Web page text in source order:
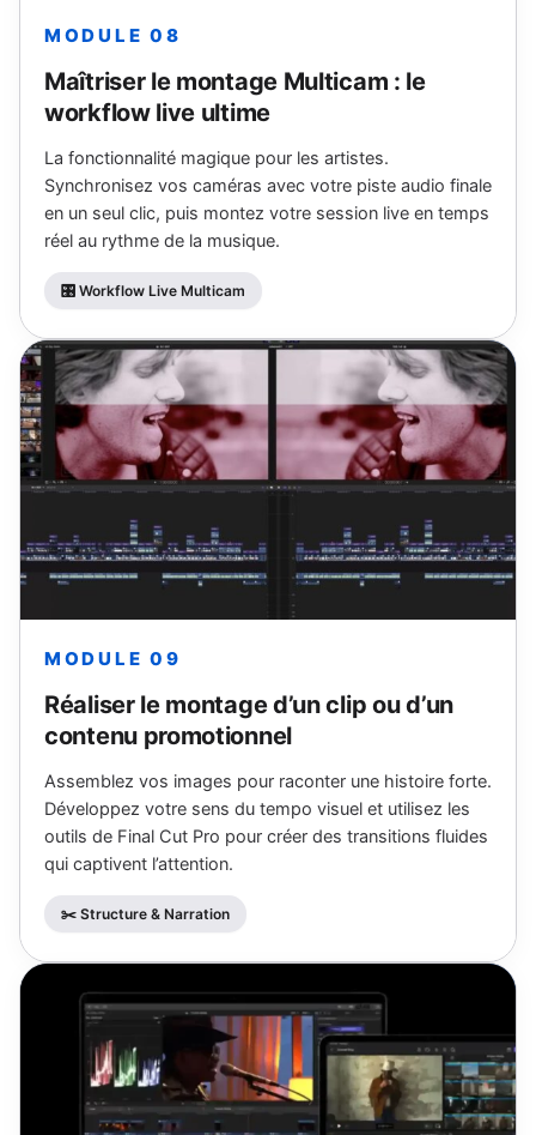
MODULE 08
Maîtriser le montage Multicam : le
workflow live ultime
La fonctionnalité magique pour les artistes.
Synchronisez vos caméras avec votre piste audio finale
en un seul clic, puis montez votre session live en temps
réel au rythme de la musique.
🎛 Workflow Live Multicam
MODULE 09
Réaliser le montage d’un clip ou d’un
contenu promotionnel
Assemblez vos images pour raconter une histoire forte.
Développez votre sens du tempo visuel et utilisez les
outils de Final Cut Pro pour créer des transitions fluides
qui captivent l’attention.
✂️ Structure & Narration